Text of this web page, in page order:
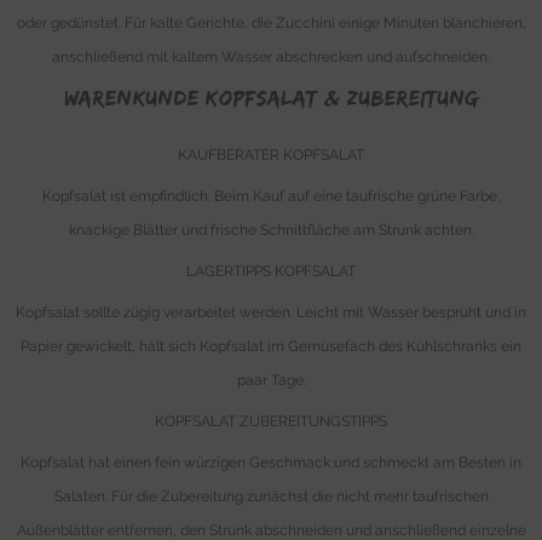
oder gedünstet. Für kalte Gerichte, die Zucchini einige Minuten blanchieren,
anschließend mit kaltem Wasser abschrecken und aufschneiden.
WARENKUNDE KOPFSALAT & Zubereitung
KAUFBERATER KOPFSALAT
Kopfsalat ist empfindlich. Beim Kauf auf eine taufrische grüne Farbe,
knackige Blätter und frische Schnittfläche am Strunk achten.
LAGERTIPPS KOPFSALAT
Kopfsalat sollte zügig verarbeitet werden. Leicht mit Wasser besprüht und in
Papier gewickelt, hält sich Kopfsalat im Gemüsefach des Kühlschranks ein
paar Tage.
KOPFSALAT ZUBEREITUNGSTIPPS
Kopfsalat hat einen fein würzigen Geschmack und schmeckt am Besten in
Salaten. Für die Zubereitung zunächst die nicht mehr taufrischen
Außenblätter entfernen, den Strunk abschneiden und anschließend einzelne